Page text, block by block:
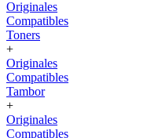
Originales
Compatibles
Toners
+
Originales
Compatibles
Tambor
+
Originales
Compatibles